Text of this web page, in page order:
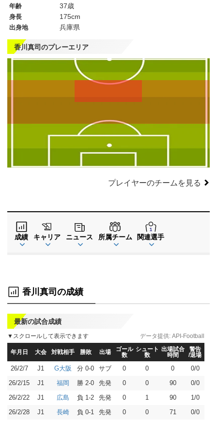
年齢 37歳
身長 175cm
出身地 兵庫県
香川真司のプレーエリア
左
WG
CF
右
WG
CMF
CB
SB
GK
プレイヤーのチームを見る
成績 キャリア ニュース 所属チーム 関連選手
香川真司の成績
最新の試合成績
▼スクロールして表示できます
年月日 大会 対戦相手 勝敗 出場
ゴール
数
シュート
数
出場試合
時間
警告
/退場
26/2/7 J1 G大阪 分 0-0 サブ 0 0 0
0/0
26/2/15
J1 福岡 勝 2-0 先発 0 0 90
0/0
26/2/22
J1 広島 負 1-2 先発 0 1 90
1/0
26/2/28
J1 長崎 負 0-1 先発 0 0 71
0/0
データ提供: API-Football